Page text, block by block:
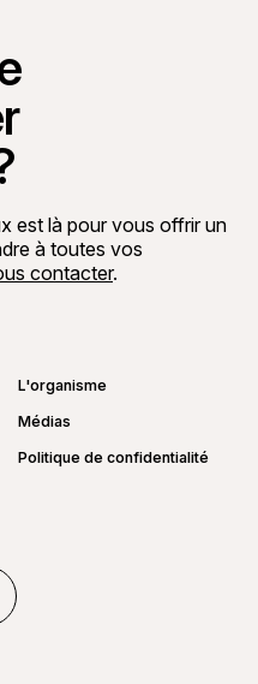
est là pour vous offrir un
à toutes vos
contacter.
L'organisme
Médias
Politique de confidentialité